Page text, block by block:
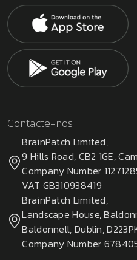
Contacte-nos
BrainPatch Limited,
9 Hills Road, CB2 1GE,
Company Number
VAT GB310938419
BrainPatch Limited,
Landscape House,
Baldonnell, Dublin,
Company Number